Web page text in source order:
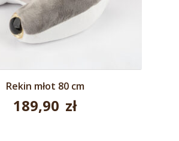
Rekin młot 80 cm
189,90 zł